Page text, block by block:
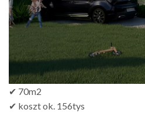
✔ 70m2
✔ koszt ok. 156tys